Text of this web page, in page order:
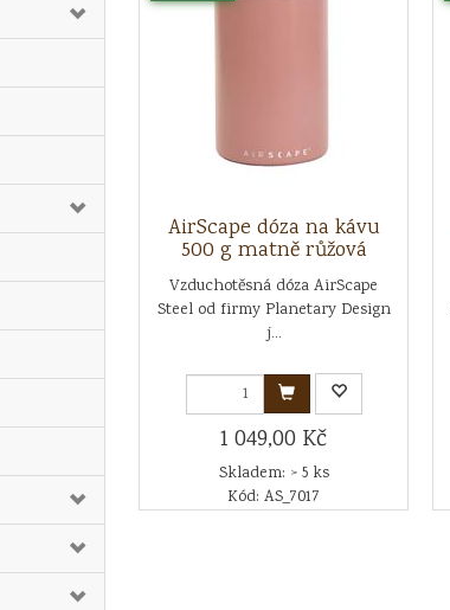
AirScape dóza na kávu
500 g matně růžová
Vzduchotěsná dóza AirScape
Steel od firmy Planetary Design
j...
1 049,00 Kč
Skladem: > 5 ks
Kód: AS_7017